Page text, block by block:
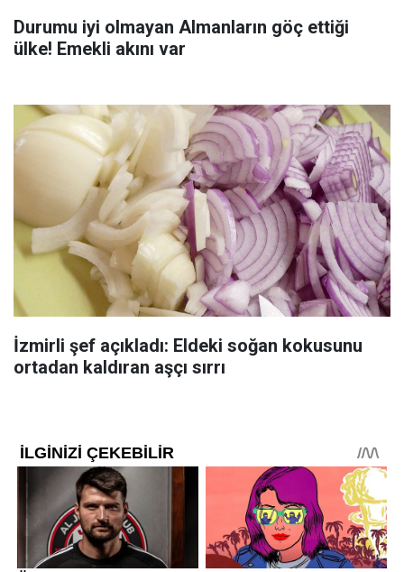
Durumu iyi olmayan Almanların göç ettiği
ülke! Emekli akını var
İzmirli şef açıkladı: Eldeki soğan kokusunu
ortadan kaldıran aşçı sırrı